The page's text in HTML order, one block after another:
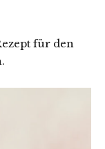
für den